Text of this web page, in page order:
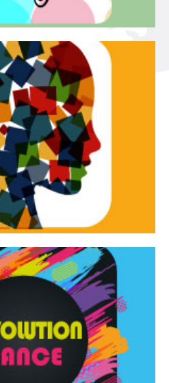
dinamiche
è una rassegna di teatro
e sperimentale.
Dance
– I Edizione